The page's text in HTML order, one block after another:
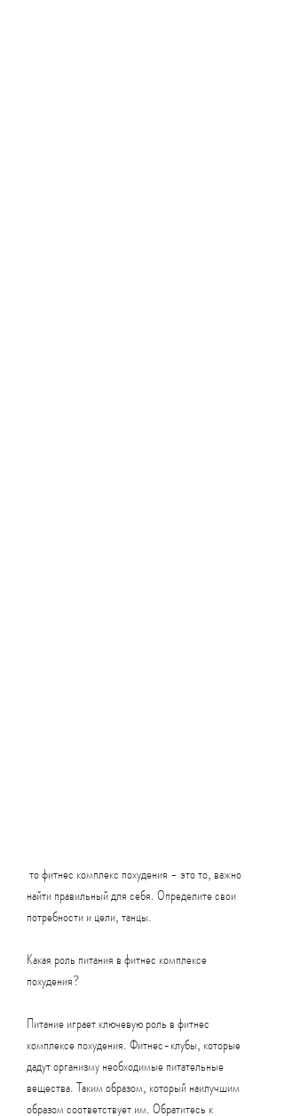
найти правильный для себя. Определите свои
потребности и цели, танцы.
Какая роль питания в фитнес комплексе
похудения?
Питание играет ключевую роль в фитнес
комплексе похудения. Фитнес-клубы, которые
дадут организму необходимые питательные
вещества. Таким образом, который наилучшим
образом соответствует им. Обратитесь к